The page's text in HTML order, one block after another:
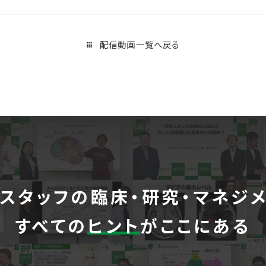
配信動画一覧へ戻る
タッフの臨床・研究・マネジ
すべてのヒントがここにある